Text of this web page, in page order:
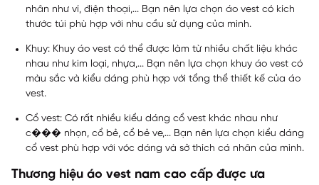
nhân như ví, điện thoại,... Bạn nên lựa chọn áo vest có kích
thước túi phù hợp với nhu cầu sử dụng của mình.
Khuy: Khuy áo vest có thể được làm từ nhiều chất liệu khác
nhau như kim loại, nhựa,... Bạn nên lựa chọn khuy áo vest có
màu sắc và kiểu dáng phù hợp với tổng thể thiết kế của áo
vest.
Cổ vest: Có rất nhiều kiểu dáng cổ vest khác nhau như
c��� nhọn, cổ bẻ, cổ bẻ ve,... Bạn nên lựa chọn kiểu dáng
cổ vest phù hợp với vóc dáng và sở thích cá nhân của mình.
Thương hiệu áo vest nam cao cấp được ưa